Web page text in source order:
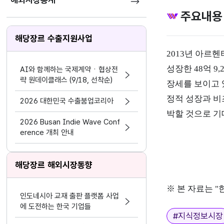
해당장르 수출지원사업
AI와 함께하는 국제계약ㆍ협상전
략 원데이클래스 (9/18, 선착순)
2026 대한민국 수출붐업코리아
2026 Busan Indie Wave Conf
erence 개최 안내
해당장르 해외시장동향
인도네시아 교재 출판 플랫폼 사업
에 도전하는 한국 기업들
주요내용
2013년 아르헨
성장한 48억
장세를 보이고
정적 성장과
박할 것으로 기
※ 본 자료는 "
태그
#지식정보시장